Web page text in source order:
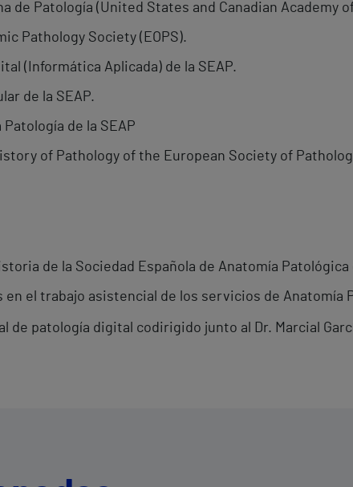
de Patología (United States and Canadian Academy
Pathology Society (EOPS).
(Informática Aplicada) de la SEAP.
de la SEAP.
de la SEAP
of Pathology of the European Society of
de la Sociedad Española de Anatomía Patológica
en el trabajo asistencial de los servicios de Anatomía
de patología digital codirigido junto al Dr. Marcial